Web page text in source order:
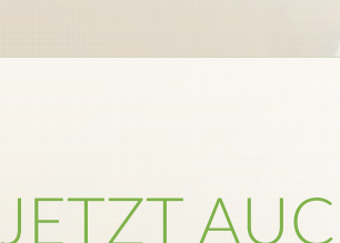
JETZT